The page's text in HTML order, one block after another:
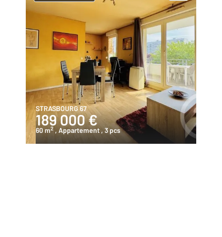
STRASBOURG 67
189 000 €
60 m2 , Appartement , 3 pcs